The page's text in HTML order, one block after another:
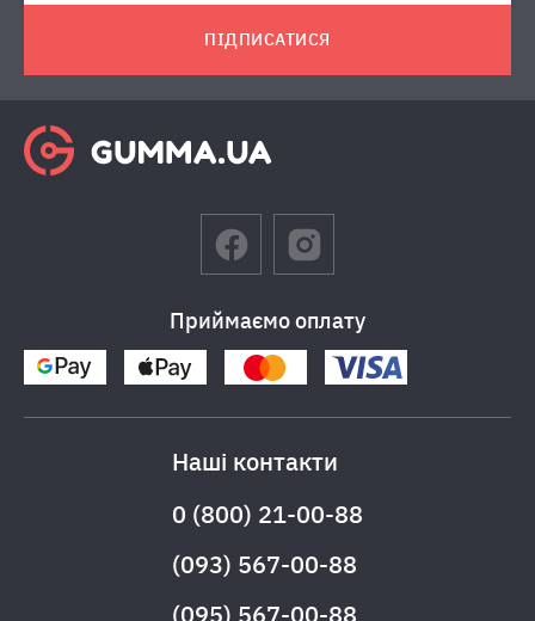
ПІДПИСАТИСЯ
Приймаємо оплату
Наші контакти
0 (800) 21-00-88
(093) 567-00-88
(095) 567-00-88